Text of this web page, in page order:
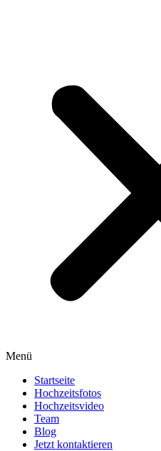
Menü
Startseite
Hochzeitsfotos
Hochzeitsvideo
Team
Blog
Jetzt kontaktieren